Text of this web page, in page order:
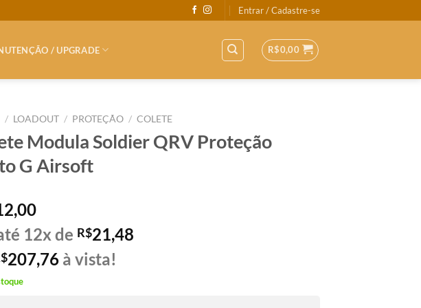
Entrar / Cadastre-se
/ UPGRADE R$0,00
/ LOADOUT / PROTEÇÃO / COLETE
Modula Soldier QRV Proteção
G Airsoft
12x de R$21,48
207,76 à vista!